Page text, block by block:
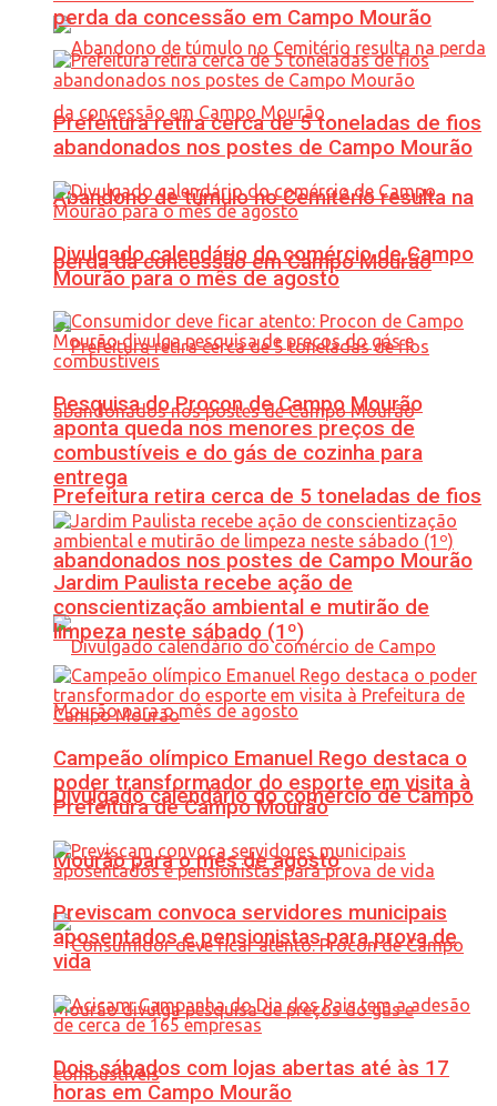
Abandono de túmulo no Cemitério resulta na
perda da concessão em Campo Mourão
Prefeitura retira cerca de 5 toneladas de fios
abandonados nos postes de Campo Mourão
Divulgado calendário do comércio de Campo
Mourão para o mês de agosto
perda da concessão em Campo Mourão
Prefeitura retira cerca de 5 toneladas de fios
abandonados nos postes de Campo Mourão
Divulgado calendário do comércio de Campo
Mourão para o mês de agosto
Pesquisa do Procon de Campo Mourão
aponta queda nos menores preços de
combustíveis e do gás de cozinha para
entrega
Jardim Paulista recebe ação de
conscientização ambiental e mutirão de
limpeza neste sábado (1º)
Campeão olímpico Emanuel Rego destaca o
poder transformador do esporte em visita à
Prefeitura de Campo Mourão
Previscam convoca servidores municipais
aposentados e pensionistas para prova de
vida
Dois sábados com lojas abertas até às 17
horas em Campo Mourão